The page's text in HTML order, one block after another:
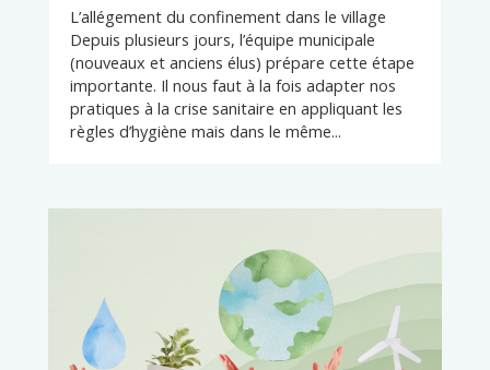
L’allégement du confinement dans le village
Depuis plusieurs jours, l’équipe municipale
(nouveaux et anciens élus) prépare cette étape
importante. Il nous faut à la fois adapter nos
pratiques à la crise sanitaire en appliquant les
règles d’hygiène mais dans le même...